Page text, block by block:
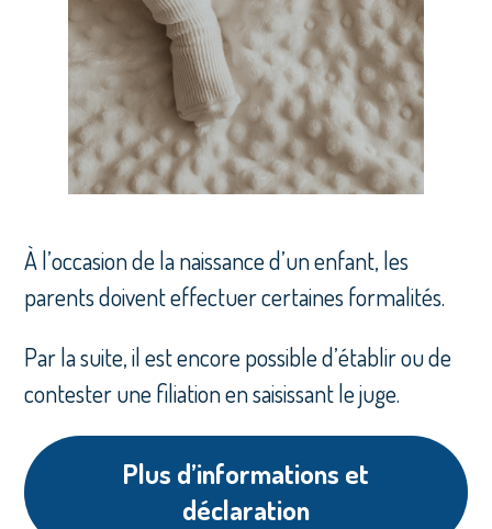
À l’occasion de la naissance d’un enfant, les
parents doivent effectuer certaines formalités.
Par la suite, il est encore possible d’établir ou de
contester une filiation en saisissant le juge.
Plus d’informations et
déclaration